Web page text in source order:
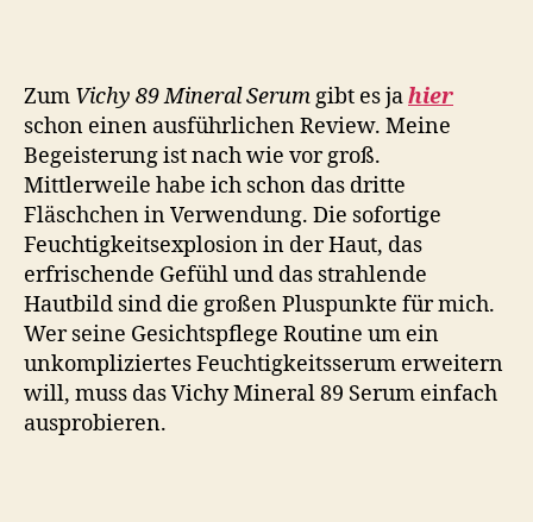
Zum Vichy 89 Mineral Serumgibt es jahier
schon einen ausführlichen Review. Meine
Begeisterung ist nach wie vor groß.
Mittlerweile habe ich schon das dritte
Fläschchen in Verwendung. Die sofortige
Feuchtigkeitsexplosion in der Haut, das
erfrischende Gefühl und das strahlende
Hautbild sind die großen Pluspunkte für mich.
Wer seine Gesichtspflege Routine um ein
unkompliziertes Feuchtigkeitsserum erweitern
will, muss das Vichy Mineral 89 Serum einfach
ausprobieren.